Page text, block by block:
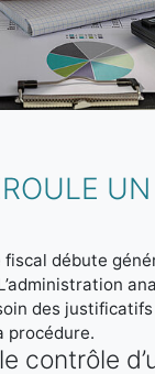
débute
des
procédure.
contrôle